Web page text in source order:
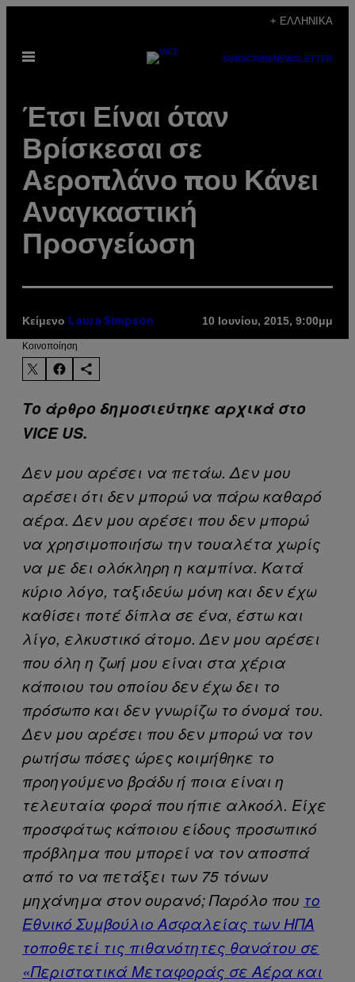
περιεχόμενο
+ ΕΛΛΗΝΙΚΆ
Ανοίξτε
SUBSCRIBENEWSLETTER
Έτσι Είναι όταν
Βρίσκεσαι σε
Αεροπλάνο που Κάνει
Αναγκαστική
Προσγείωση
Κείμενο Laura Simpson 10 Ιουνίου, 2015, 9:00μμ
Kοινοποίηση
Το άρθρο δημοσιεύτηκε αρχικά στο
VICE US.
Δεν μου αρέσει να πετάω. Δεν μου
αρέσει ότι δεν μπορώ να πάρω καθαρό
αέρα. Δεν μου αρέσει που δεν μπορώ
να χρησιμοποιήσω την τουαλέτα χωρίς
να με δει ολόκληρη η καμπίνα. Κατά
κύριο λόγο, ταξιδεύω μόνη και δεν έχω
καθίσει ποτέ δίπλα σε ένα, έστω και
λίγο, ελκυστικό άτομο. Δεν μου αρέσει
που όλη η ζωή μου είναι στα χέρια
κάποιου του οποίου δεν έχω δει το
πρόσωπο και δεν γνωρίζω το όνομά του.
Δεν μου αρέσει που δεν μπορώ να τον
ρωτήσω πόσες ώρες κοιμήθηκε το
προηγούμενο βράδυ ή ποια είναι η
τελευταία φορά που ήπιε αλκοόλ. Είχε
προσφάτως κάποιου είδους προσωπικό
πρόβλημα που μπορεί να τον αποσπά
από το να πετάξει των 75 τόνων
μηχάνημα στον ουρανό; Παρόλο που το
Εθνικό Συμβούλιο Ασφαλείας των ΗΠΑ
τοποθετεί τις πιθανότητες θανάτου σε
«Περιστατικά Μεταφοράς σε Αέρα και